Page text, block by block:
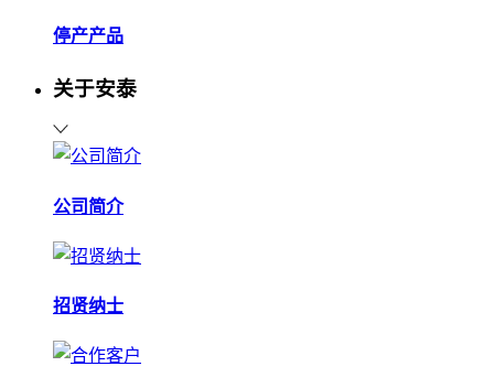
停产产品
关于安泰
公司简介
招贤纳士